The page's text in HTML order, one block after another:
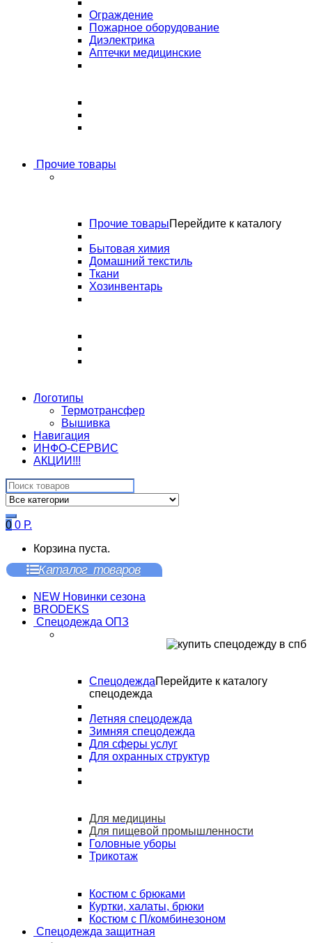
Ограждение
Пожарное оборудование
Диэлектрика
Аптечки медицинские
Прочие товары
Прочие товарыПерейдите к каталогу
Бытовая химия
Домашний текстиль
Ткани
Хозинвентарь
Логотипы
Термотрансфер
Вышивка
Навигация
ИНФО-СЕРВИС
АКЦИИ!!!
Search
for:
0 0 Р.
Корзина пуста.
Каталог товаров
NEW Новинки сезона
BRODEKS
Спецодежда ОПЗ
СпецодеждаПерейдите к каталогу
спецодежда
Летняя спецодежда
Зимняя спецодежда
Для сферы услуг
Для охранных структур
Для медицины
Для пищевой промышленности
Головные уборы
Трикотаж
Костюм с брюками
Куртки, халаты, брюки
Костюм с П/комбинезоном
Спецодежда защитная